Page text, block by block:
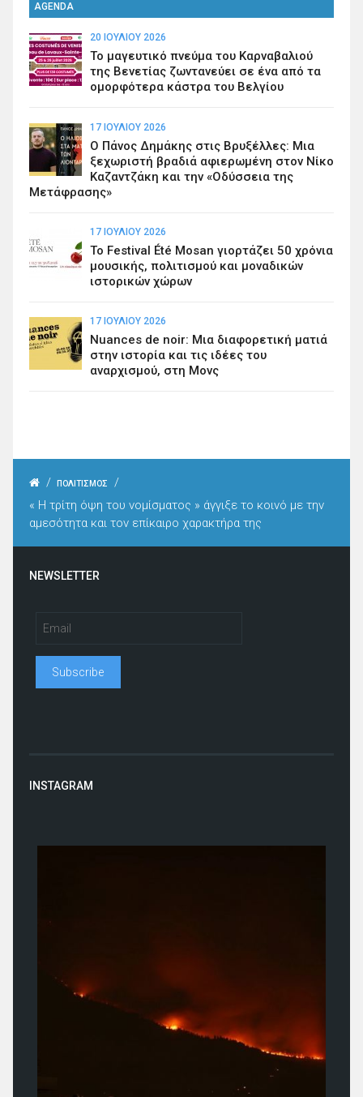
AGENDA
20 ΙΟΥΛΊΟΥ 2026
Το μαγευτικό πνεύμα του Καρναβαλιού
της Βενετίας ζωντανεύει σε ένα από τα
ομορφότερα κάστρα του Βελγίου
17 ΙΟΥΛΊΟΥ 2026
Ο Πάνος Δημάκης στις Βρυξέλλες: Μια
ξεχωριστή βραδιά αφιερωμένη στον Νίκο
Καζαντζάκη και την «Οδύσσεια της
Μετάφρασης»
17 ΙΟΥΛΊΟΥ 2026
Το Festival Été Mosan γιορτάζει 50 χρόνια
μουσικής, πολιτισμού και μοναδικών
ιστορικών χώρων
17 ΙΟΥΛΊΟΥ 2026
Nuances de noir: Μια διαφορετική ματιά
στην ιστορία και τις ιδέες του
αναρχισμού, στη Μονς
/ ΠΟΛΙΤΙΣΜΟΣ
/
« Η τρίτη όψη του νομίσματος » άγγιξε το κοινό με την
αμεσότητα και τον επίκαιρο χαρακτήρα της
NEWSLETTER
INSTAGRAM